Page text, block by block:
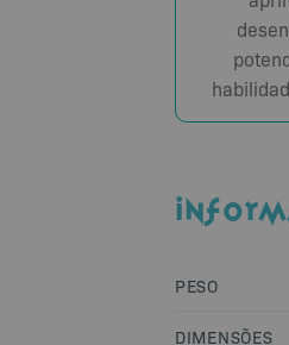
PESO
DIMENSÕES